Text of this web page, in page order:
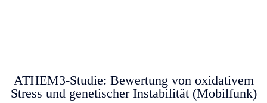
ATHEM3-Studie: Bewertung von oxidativem
Stress und genetischer Instabilität (Mobilfunk)